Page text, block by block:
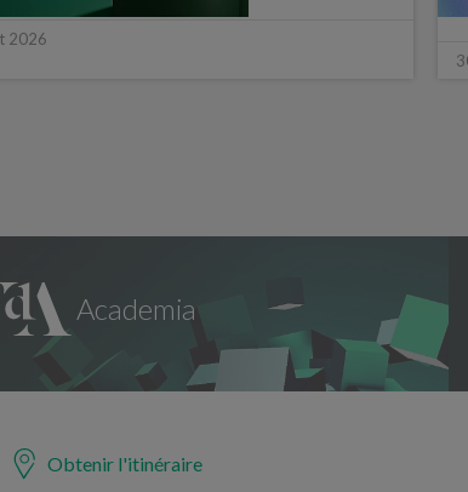
2026
Obtenir l'itinéraire